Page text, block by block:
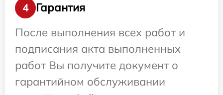
4
Гарантия
После выполнения всех работ и
подписания акта выполненных
работ Вы получите документ о
гарантийном обслуживании